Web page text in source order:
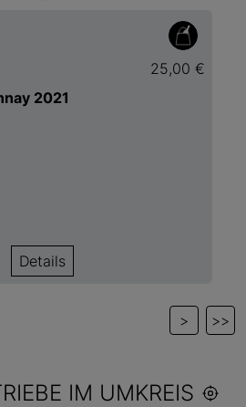
25,00 €
2021
Details
> >>
IM UMKREIS